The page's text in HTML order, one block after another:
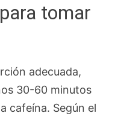
tomar
adecuada,
30-60 minutos
cafeína. Según el